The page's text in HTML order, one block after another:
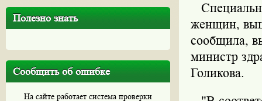
Полезно знать
Сообщить об ошибке
На сайте работает система проверки
женщин,
сообщила,
министр
Голикова.